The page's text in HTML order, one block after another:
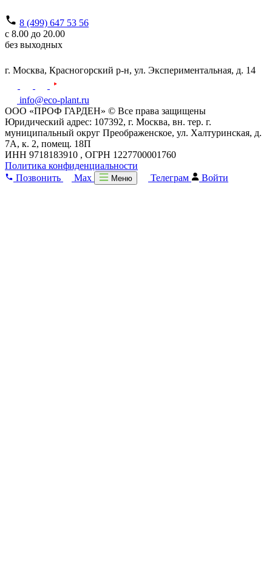
8 (499) 647 53 56
с 8.00 до 20.00
без выходных
г. Москва, Красногорский р-н, ул. Экспериментальная, д. 14
info@eco-plant.ru
ООО «ПРОФ ГАРДЕН» © Все права защищены
Юридический адрес: 107392, г. Москва, вн. тер. г.
муниципальный округ Преображенское, ул. Халтуринская, д.
7А, к. 2, помещ. 18П
ИНН 9718183910 , ОГРН 1227700001760
Политика конфиденциальности
Позвонить
Max Меню Телеграм Войти